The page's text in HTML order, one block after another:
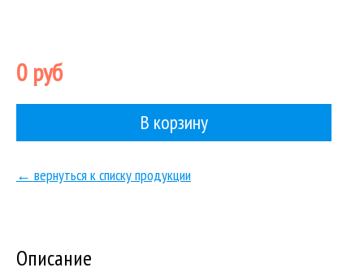
0 руб
В корзину
← вернуться к списку продукции
Описание